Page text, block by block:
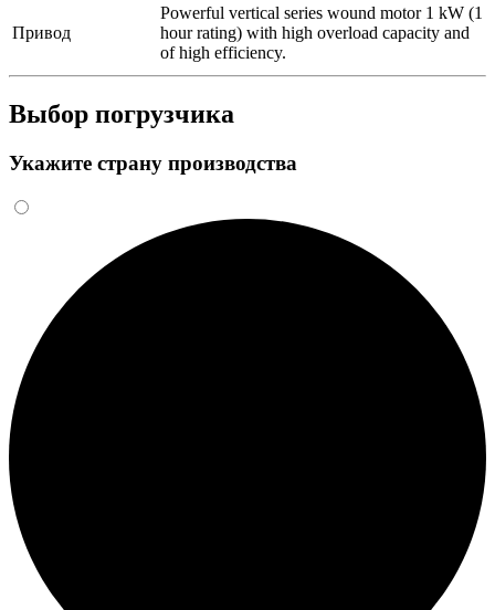
Привод
Powerful vertical series wound motor 1 kW (1
hour rating) with high overload capacity and
of high efficiency.
Выбор погрузчика
Укажите страну производства